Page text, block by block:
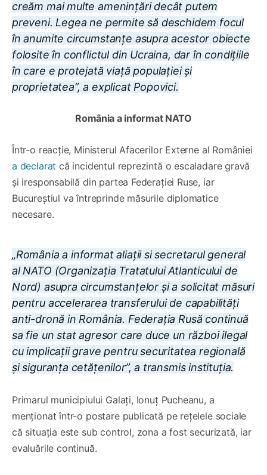
creăm mai multe amenințări decât putem
preveni. Legea ne permite să deschidem focul
în anumite circumstanțe asupra acestor obiecte
folosite în conflictul din Ucraina, dar în condițiile
în care e protejată viață populației și
proprietatea”, a explicat Popovici.
România a informat NATO
Într-o reacție, Ministerul Afacerilor Externe al României
a declarat că incidentul reprezintă o escaladare gravă
și iresponsabilă din partea Federației Ruse, iar
Bucureștiul va întreprinde măsurile diplomatice
necesare.
„România a informat aliații si secretarul general
al NATO (Organizația Tratatului Atlanticului de
Nord) asupra circumstanțelor și a solicitat măsuri
pentru accelerarea transferului de capabilități
anti-dronă in România. Federația Rusă continuă
sa fie un stat agresor care duce un război ilegal
cu implicații grave pentru securitatea regională
și siguranța cetățenilor”, a transmis instituția.
Primarul municipiului Galați, Ionuț Pucheanu, a
menționat într-o postare publicată pe rețelele sociale
că situația este sub control, zona a fost securizată, iar
evaluările continuă.